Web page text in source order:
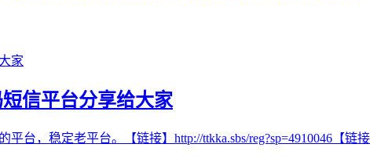
信平台分享给大家
台，稳定老平台。【链接】http://ttkka.sbs/reg?sp=4910046【链